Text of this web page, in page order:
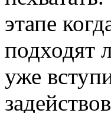
этапе
подходят
уже